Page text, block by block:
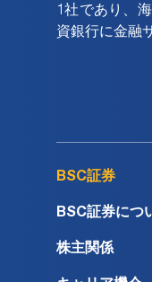
1社であり、
資銀行に金融
BSC証券
BSC証券につ
株主関係